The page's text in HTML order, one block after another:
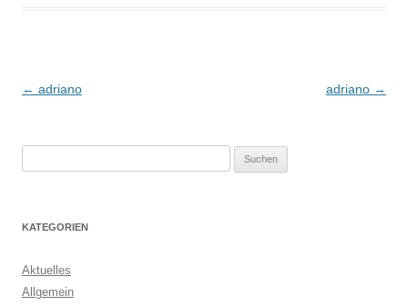
Beitragsnavigation
← adriano adriano →
KATEGORIEN
Aktuelles
Allgemein